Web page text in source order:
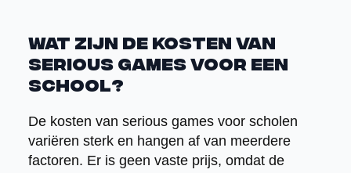
Wat zijn de kosten van
serious games voor een
school?
De kosten van serious games voor scholen
variëren sterk en hangen af van meerdere
factoren. Er is geen vaste prijs, omdat de